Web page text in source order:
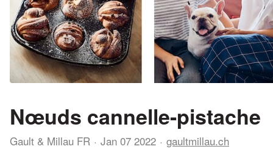
Nœuds cannelle-pistache
Gault & Millau FR Jan 07 2022 gaultmillau.ch